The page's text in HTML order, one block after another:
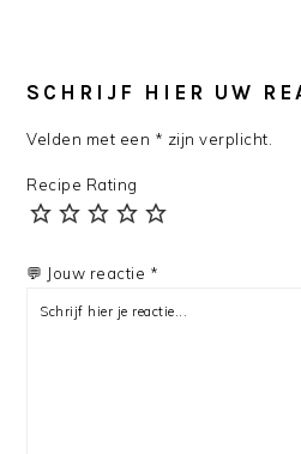
INTERACTIONS
SCHRIJF HIER UW
Velden met een * zijn verplicht.
Recipe Rating
💬 Jouw reactie *